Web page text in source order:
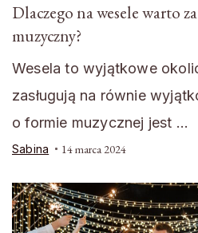
Dlaczego na wesele warto
muzyczny?
Wesela to wyjątkowe
zasługują na równie
o formie muzycznej jest …
Sabina 14 marca 2024